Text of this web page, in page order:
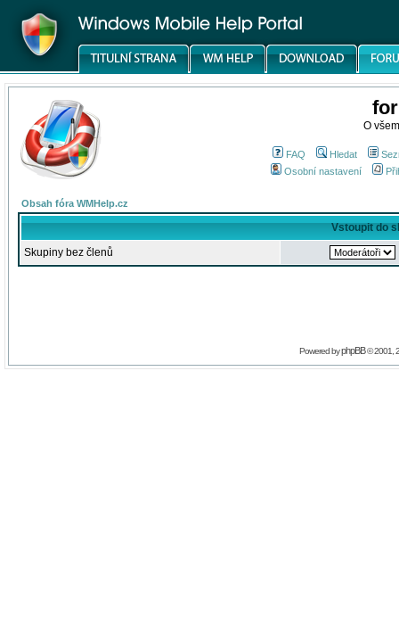
O
FAQ Hledat
Osobní nastavení
Obsah fóra WMHelp.cz
Vstoupit do
Skupiny bez členů
Powered byphpBB© 2001,